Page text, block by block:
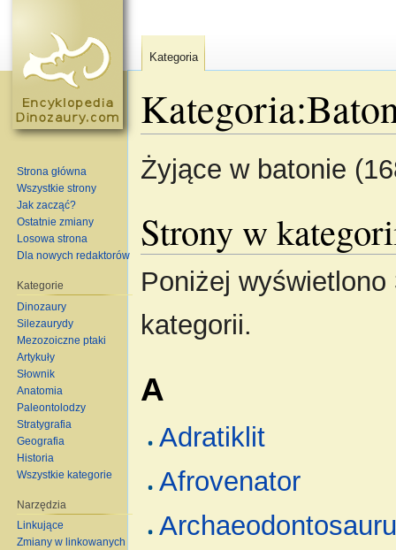
Żyjące w batonie
Strony w
Poniżej
kategorii.
A
Adratiklit
Afrovenator
Kategoria
Strona główna
Wszystkie strony
Jak zacząć?
Ostatnie zmiany
Losowa strona
Dla nowych redaktorów
Kategorie
Dinozaury
Silezaurydy
Mezozoiczne ptaki
Artykuły
Słownik
Anatomia
Paleontolodzy
Stratygrafia
Geografia
Historia
Wszystkie kategorie
Narzędzia
Linkujące
Zmiany w linkowanych